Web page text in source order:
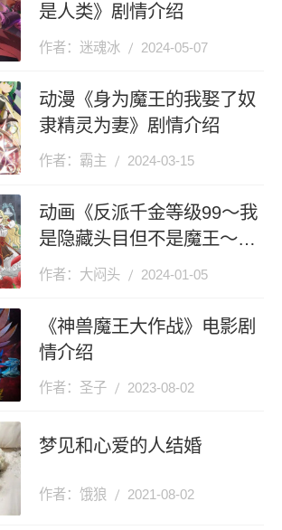
是人类》剧情介绍
作者：迷魂冰 2024-05-07
动漫《身为魔王的我娶了奴
隶精灵为妻》剧情介绍
作者：霸主 2024-03-15
动画《反派千金等级99～我
是隐藏头目但不是魔王～》
剧情介绍
作者：大闷头 2024-01-05
《神兽魔王大作战》电影剧
情介绍
作者：圣子 2023-08-02
梦见和心爱的人结婚
作者：饿狼 2021-08-02